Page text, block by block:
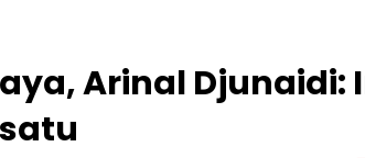
Arinal Djunaidi: